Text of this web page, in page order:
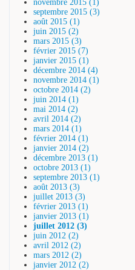
novembre 2015 (1)
septembre 2015 (3)
août 2015 (1)
juin 2015 (2)
mars 2015 (3)
février 2015 (7)
janvier 2015 (1)
décembre 2014 (4)
novembre 2014 (1)
octobre 2014 (2)
juin 2014 (1)
mai 2014 (2)
avril 2014 (2)
mars 2014 (1)
février 2014 (1)
janvier 2014 (2)
décembre 2013 (1)
octobre 2013 (1)
septembre 2013 (1)
août 2013 (3)
juillet 2013 (3)
février 2013 (1)
janvier 2013 (1)
juillet 2012 (3)
juin 2012 (2)
avril 2012 (2)
mars 2012 (2)
janvier 2012 (2)